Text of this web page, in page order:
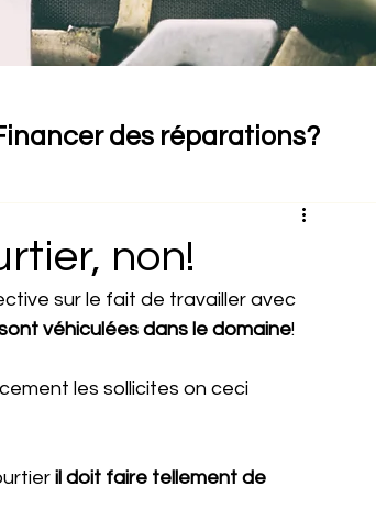
des réparations?
non!
sur le fait de travailler avec
véhiculées dans le domaine!
les sollicites on ceci
il doit faire tellement de